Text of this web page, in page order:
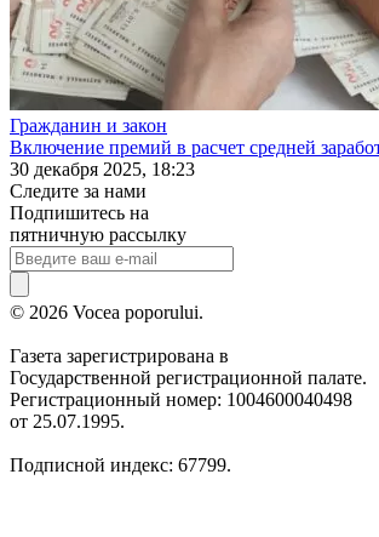
Гражданин и закон
Включение премий в расчет средней
30 декабря 2025, 18:23
Следите за нами
Подпишитесь на
пятничную рассылку
© 2026 Vocea poporului.
Газета зарегистрирована в
Государственной регистрационной палате.
Регистрационный номер: 1004600040498
от 25.07.1995.
Подписной индекс: 67799.